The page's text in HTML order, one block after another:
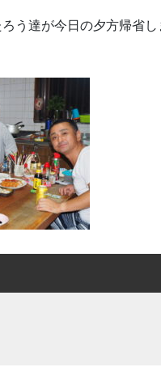
う達が今日の夕方帰省